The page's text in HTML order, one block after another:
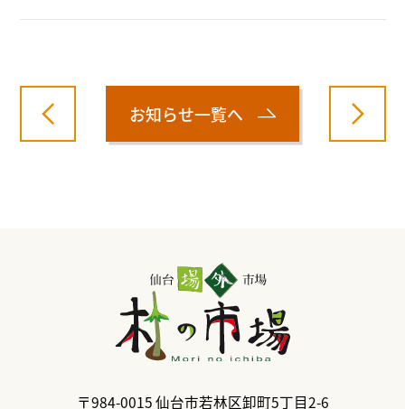
お知らせ一覧へ
〒984-0015仙台市若林区卸町5丁目2-6